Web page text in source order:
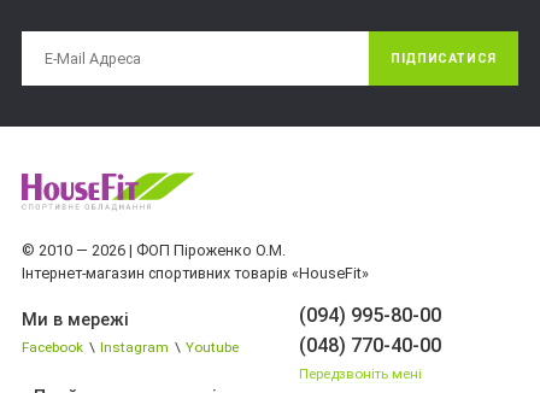
ПІДПИСАТИСЯ
© 2010 — 2026 | ФОП Піроженко О.М.
Інтернет-магазин спортивних товарів «HouseFit»
(094) 995-80-00
(048) 770-40-00
Передзвоніть мені
Ми в мережі
Facebook \ Instagram \ Youtube